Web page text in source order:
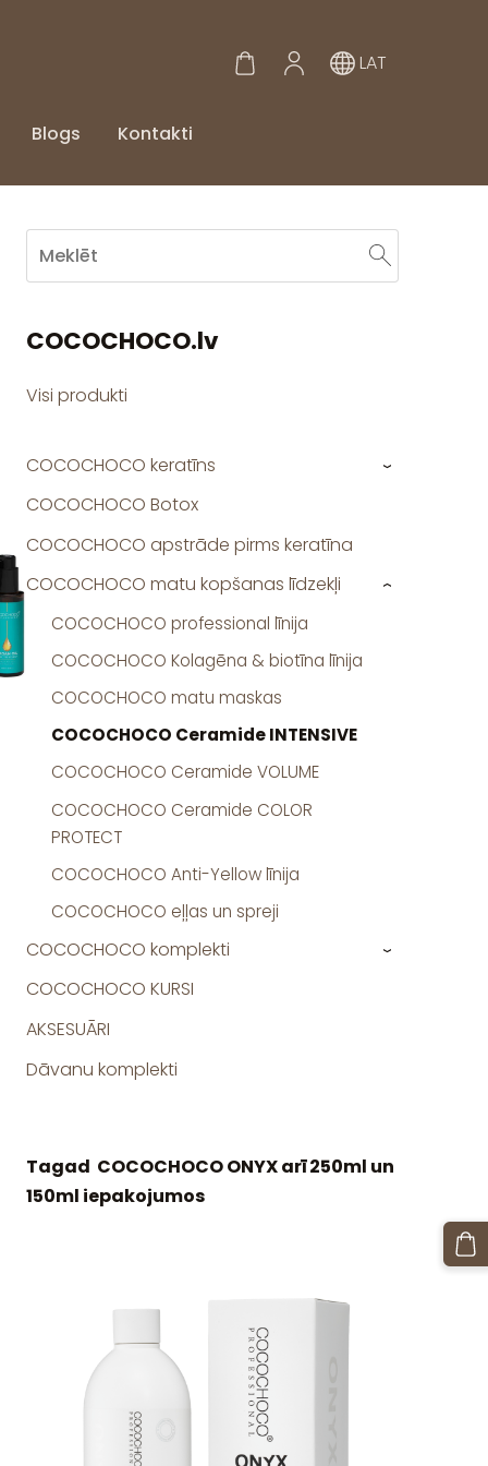
Blogs Kontakti
LAT
COCOCHOCO.lv
Visi produkti
COCOCHOCO keratīns ›
COCOCHOCO Botox
COCOCHOCO apstrāde pirms keratīna
COCOCHOCO matu kopšanas līdzekļi
COCOCHOCO professional līnija
COCOCHOCO Kolagēna & biotīna līnija
COCOCHOCO matu maskas
COCOCHOCO Ceramide INTENSIVE
COCOCHOCO Ceramide VOLUME
COCOCHOCO Ceramide COLOR
PROTECT
COCOCHOCO Anti-Yellow līnija
COCOCHOCO eļļas un spreji
›
COCOCHOCO komplekti ›
COCOCHOCO KURSI
AKSESUĀRI
Dāvanu komplekti
Tagad COCOCHOCO ONYX arī 250ml un
150ml iepakojumos